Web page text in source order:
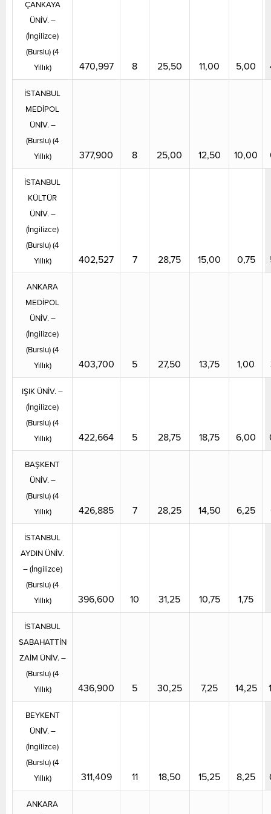
ÇANKAYA
ÜNİV. –
(İngilizce)
(Burslu) (4
Yıllık)
470,997 8 25,50 11,00 5,00
İSTANBUL
MEDİPOL
ÜNİV. –
(Burslu) (4
Yıllık)
377,900 8 25,00 12,50 10,00
İSTANBUL
KÜLTÜR
ÜNİV. –
(İngilizce)
(Burslu) (4
Yıllık)
402,527 7 28,75 15,00 0,75
ANKARA
MEDİPOL
ÜNİV. –
(İngilizce)
(Burslu) (4
Yıllık)
403,700 5 27,50 13,75 1,00
IŞIK ÜNİV. –
(İngilizce)
(Burslu) (4
Yıllık)
422,664 5 28,75 18,75 6,00
BAŞKENT
ÜNİV. –
(Burslu) (4
Yıllık)
426,885 7 28,25 14,50 6,25
İSTANBUL
AYDIN ÜNİV.
– (İngilizce)
(Burslu) (4
Yıllık)
396,600 10 31,25 10,75 1,75
İSTANBUL
SABAHATTİN
ZAİM ÜNİV. –
(Burslu) (4
Yıllık)
436,900 5 30,25 7,25 14,25
BEYKENT
ÜNİV. –
(İngilizce)
(Burslu) (4
Yıllık)
311,409 11 18,50 15,25 8,25
ANKARA